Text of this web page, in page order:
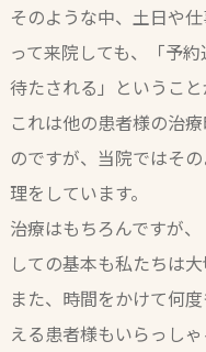
そのような中、土日や
って来院しても、「予
待たされる」ということ
これは他の患者様の治
のですが、当院ではそ
理をしています。
治療はもちろんですが
しての基本も私たちは大
また、時間をかけて何
える患者様もいらっし